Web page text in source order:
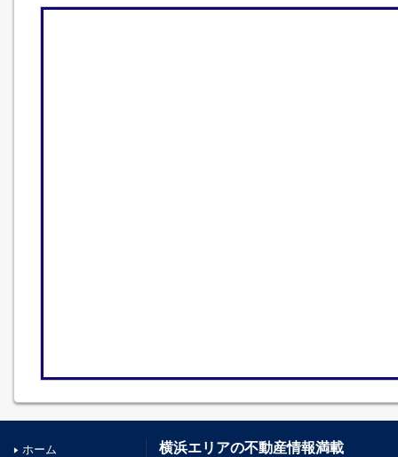
ホーム
横浜エリアの不動産情報満載